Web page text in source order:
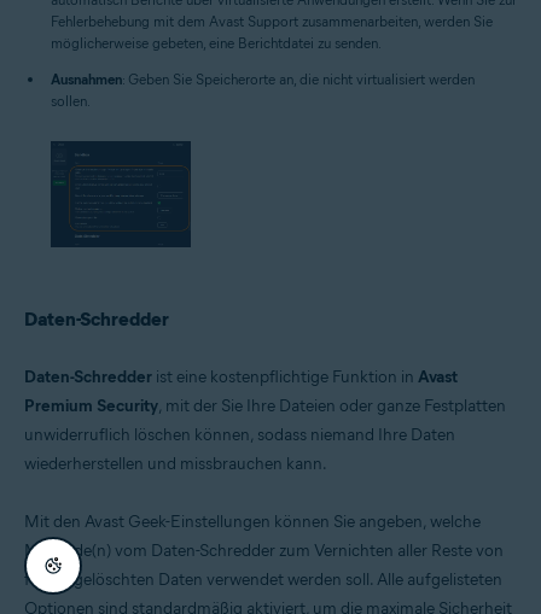
Fehlerbehebung mit dem Avast Support zusammenarbeiten, werden Sie
möglicherweise gebeten, eine Berichtdatei zu senden.
Ausnahmen: Geben Sie Speicherorte an, die nicht virtualisiert werden
sollen.
Daten-Schredder
Daten-Schredder ist eine kostenpflichtige Funktion in Avast
Premium Security, mit der Sie Ihre Dateien oder ganze Festplatten
unwiderruflich löschen können, sodass niemand Ihre Daten
wiederherstellen und missbrauchen kann.
Mit den Avast Geek-Einstellungen können Sie angeben, welche
Methode(n) vom Daten-Schredder zum Vernichten aller Reste von
früher gelöschten Daten verwendet werden soll. Alle aufgelisteten
Optionen sind standardmäßig aktiviert, um die maximale Sicherheit